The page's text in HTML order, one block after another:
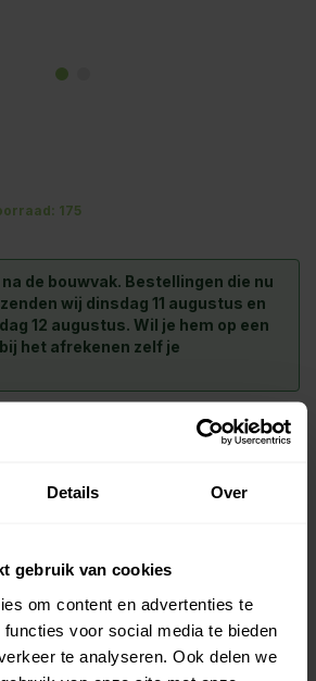
Details Over
gebruik van cookies
om content en advertenties te
voor social media te bieden
te analyseren. Ook delen we
175
de bouwvak. Bestellingen die nu
wij dinsdag 11 augustus en
12 augustus. Wil je hem op een
het afrekenen zelf je
bochten zijn standaard voorzien van
bij het afrekenen!
€200,- excl. btw